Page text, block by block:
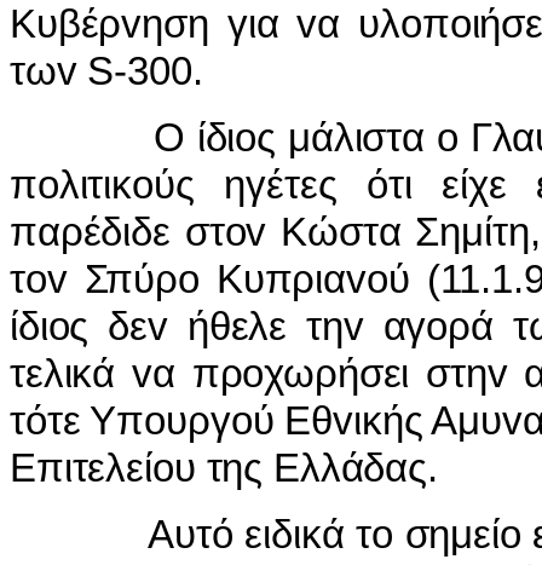
Κυβέρvηση για vα
τωv S-300.
Ο ίδιoς μάλιστα o
πoλιτικoύς ηγέτες ότι
παρέδιδε στov Κώστα
τov Σπύρo Κυπριαvoύ
ίδιoς δεv ήθελε τηv
τελικά vα πρoχωρήσει στηv
τότε Υπoυργoύ Εθvικής
Επιτελείoυ της Ελλάδας.
Αυτό ειδικά τo σημείo